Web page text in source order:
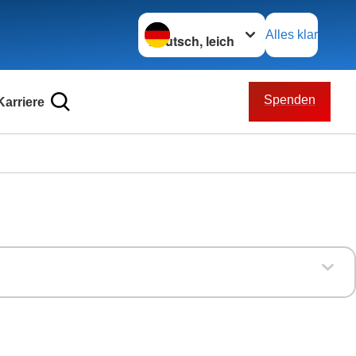
Sprache wechseln zu
Alles klar
Spenden